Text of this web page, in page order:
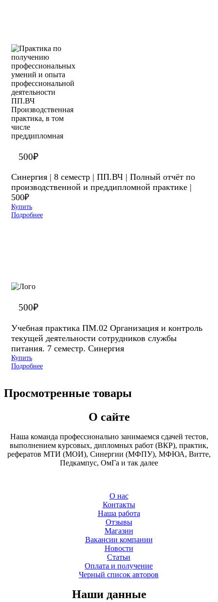
500₽
Синергия | 8 семестр | ПП.ВЧ | Полный отчёт по
производственной и преддипломной практике |
500₽
Купить
Подробнее
500₽
Учебная практика ПМ.02 Организация и контроль
текущей деятельности сотрудников службы
питания. 7 семестр. Синергия
Купить
Подробнее
Просмотренные товары
О сайте
Наша команда профессионально занимаемся сдачей тестов,
выполнением курсовых, дипломных работ (ВКР), практик,
рефератов МТИ (МОИ), Синергии (МФПУ), МФЮА, Витте,
Педкампус, ОмГа и так далее
О нас
Контакты
Наша работа
Отзывы
Магазин
Вакансии компании
Новости
Статьи
Оплата и получение
Черный список авторов
Наши данные